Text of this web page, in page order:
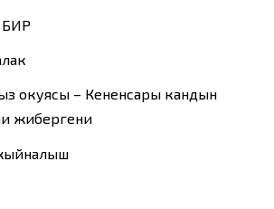
окуясы – Кененсары кандын
жибергени